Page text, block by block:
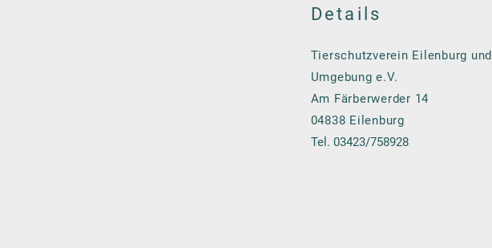
Details
Tierschutzverein Eilenburg und
Umgebung e.V.
Am Färberwerder 14
04838 Eilenburg
Tel. 03423/758928